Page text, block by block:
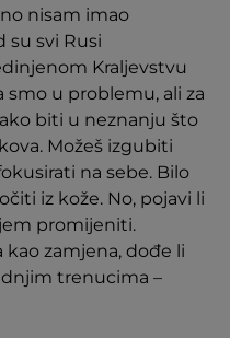
nisam imao
su svi Rusi
Kraljevstvu
u problemu, ali za
biti u neznanju što
Možeš izgubiti
na sebe. Bilo
iz kože. No, pojavi li
promijeniti.
kao zamjena, dođe li
trenucima –